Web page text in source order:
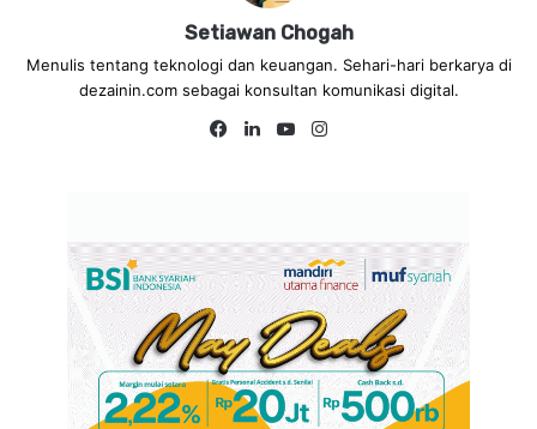
Setiawan Chogah
Menulis tentang teknologi dan keuangan. Sehari-hari berkarya di
dezainin.com sebagai konsultan komunikasi digital.
Fa
Lin
Yo